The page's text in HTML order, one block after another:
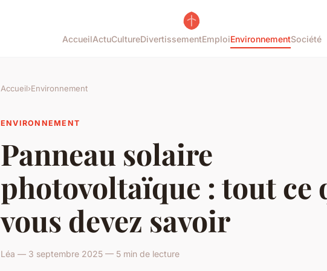
AccueilActuCultureDivertissementEmploiEnvironnementSociété
Accueil›Environnement
ENVIRONNEMENT
Panneau solaire
photovoltaïque : tout ce
vous devez savoir
Léa — 3 septembre 2025 — 5 min de lecture